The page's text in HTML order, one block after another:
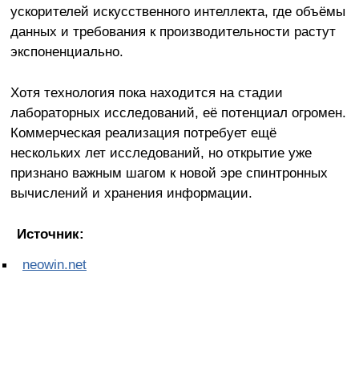
ускорителей искусственного интеллекта, где объёмы
данных и требования к производительности растут
экспоненциально.
Хотя технология пока находится на стадии
лабораторных исследований, её потенциал огромен.
Коммерческая реализация потребует ещё
нескольких лет исследований, но открытие уже
признано важным шагом к новой эре спинтронных
вычислений и хранения информации.
Источник:
neowin.net